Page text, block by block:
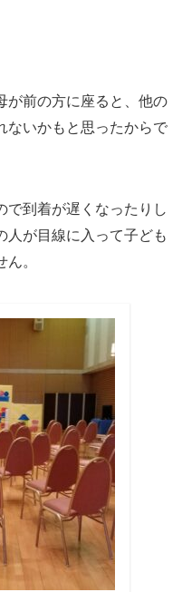
が前の方に座ると、他の
ないかもと思ったからで
で到着が遅くなったりし
人が目線に入って子ども
。